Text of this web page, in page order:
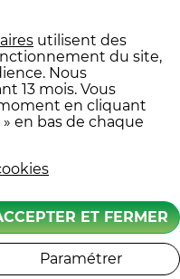
utilisent des
du site,
Nous
13 mois. Vous
en cliquant
en bas de chaque
ET FERMER
Paramétrer